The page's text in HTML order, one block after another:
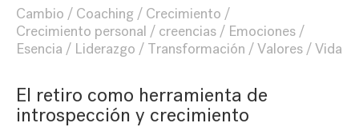
Cambio
Coaching
Crecimiento
Crecimiento personal
creencias
Emociones
Esencia
Liderazgo Transformación Valores Vida
El retiro como herramienta de
introspección y crecimiento